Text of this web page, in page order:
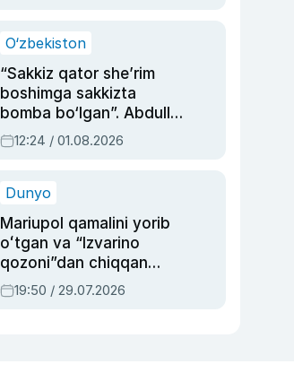
O‘zbekiston
“Sakkiz qator she’rim
boshimga sakkizta
bomba bo‘lgan”. Abdulla
Oripovni siyosiy
ayblovlardan asrab
12:24 / 01.08.2026
Dunyo
Mariupol qamalini yorib
oʻtgan va “Izvarino
qozoni”dan chiqqan
qahramon — Ukraina
armiyasi bosh
19:50 / 29.07.2026